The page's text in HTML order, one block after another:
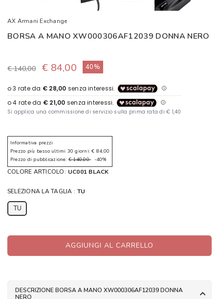
AX Armani Exchange
BORSA A MANO XW000306AF12039 DONNA NERO
€ 140,00 € 84,00 40%
Informativa prezzi
Prezzo più basso ultimi 30 giorni: € 84,00
Prezzo di pubblicazione: € 140,00-40%
COLORE ARTICOLO: UC001 BLACK
SELEZIONA LA TAGLIA : TU
TU
AGGIUNGI AL CARRELLO
DESCRIZIONE BORSA A MANO XW000306AF12039 DONNA
NERO